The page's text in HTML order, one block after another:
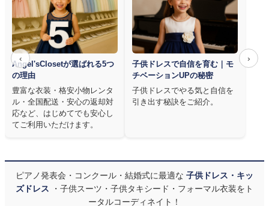
‹ ›
Angel'sClosetが選ばれる5つ
の理由
豊富な衣装・格安小物レンタ
ル・全国配送・安心の返却対
応など、はじめてでも安心し
てご利用いただけます。
子供ドレスで自信を育む｜モ
チベーションUPの秘密
子供ドレスでやる気と自信を
引き出す秘訣をご紹介。
ピアノ発表会・コンクール・結婚式に最適な 子供ドレス・キッ
ズドレス
・子供スーツ・子供タキシード・フォーマル衣装をト
ータルコーディネイト！